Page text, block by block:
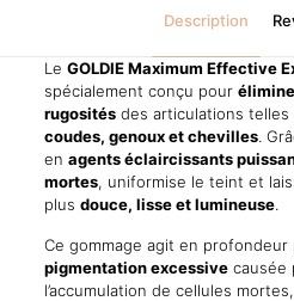
quantity
Description
Le GOLDIE Maximum Effective
spécialement conçu pour
rugositésdes articulations telles
coudes, genoux et chevilles.
en agents éclaircissants
mortes, uniformise le teint et
plus douce, lisse et lumineuse.
Ce gommage agit en profondeur
pigmentation excessivecausée
l’accumulation de cellules